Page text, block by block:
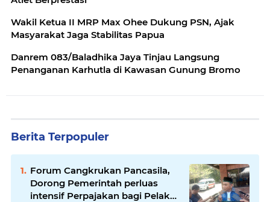
Wakil Ketua II MRP Max Ohee Dukung PSN, Ajak
Masyarakat Jaga Stabilitas Papua
Danrem 083/Baladhika Jaya Tinjau Langsung
Penanganan Karhutla di Kawasan Gunung Bromo
Berita Terpopuler
Forum Cangkrukan Pancasila,
Dorong Pemerintah perluas
intensif Perpajakan bagi Pelaku